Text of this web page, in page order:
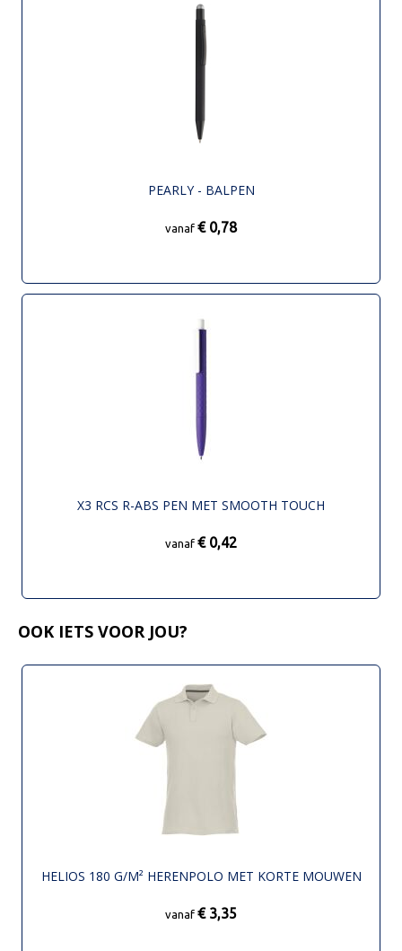
PEARLY - BALPEN
vanaf € 0,78
X3 RCS R-ABS PEN MET SMOOTH TOUCH
vanaf € 0,42
OOK IETS VOOR JOU?
HELIOS 180 G/M² HERENPOLO MET KORTE MOUWEN
vanaf € 3,35